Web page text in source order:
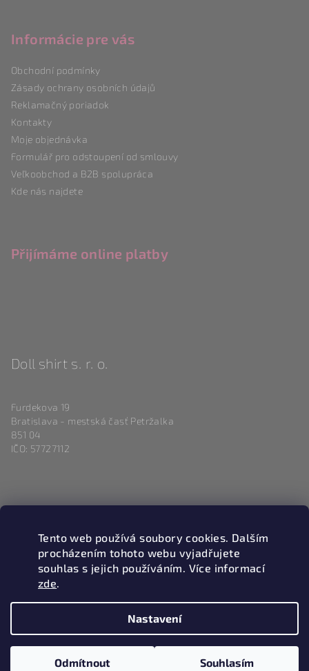
Tento web používá soubory cookies. Dalším
procházením tohoto webu vyjadřujete
souhlas s jejich používáním. Více informací
zde.
Nastavení
Odmítnout Souhlasím
Informácie pre vás
Obchodní podmínky
Zásady ochrany osobních údajů
Reklamačný poriadok
Kontakty
Moje objednávka
Formulář pro odstoupení od smlouvy
Veľkoobchod a B2B spolupráca
Kde nás najdete
Přijímáme online platby
Doll shirt s. r. o.
Furdekova 19
Bratislava - mestská časť Petržalka
851 04
IČO: 57727112
magneticlove.sk
0915 983 346
Upravit nastavení cookies